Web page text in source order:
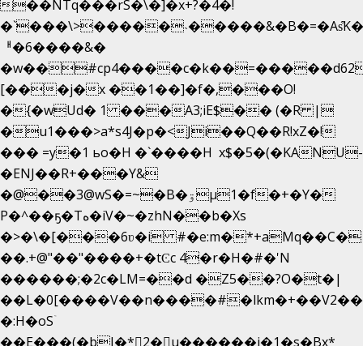
��NTq���rS�\�]�x+?�4�!
ᅢ�6����&�
[���j�x ��1��]�f�,���O!
�{�wUd� 1 ���A3;iE$�� (�R |
�u1���>a*s4J�p�<Ji��Q��R!xZ�!
��� =y�1 ьo�H �`����H x$�5�(�KANU-
�ENJ��R+���Y&
�@��3@wS�=~�B�ۊµ1�f�+�Y�
P�^��ҕ�Tە�iV�~�zhN��b�Xs
�>�\�[���6ʋ�i #�e:m�*+aMq��C�
��.+@"��"����+�tϾc 4�r�H�#�'N
������;�2c�LM=��d �Z5��?O�t�|
�:H�oSۤ
��E���(�bJ�*2�u������i�1�s�Bx*